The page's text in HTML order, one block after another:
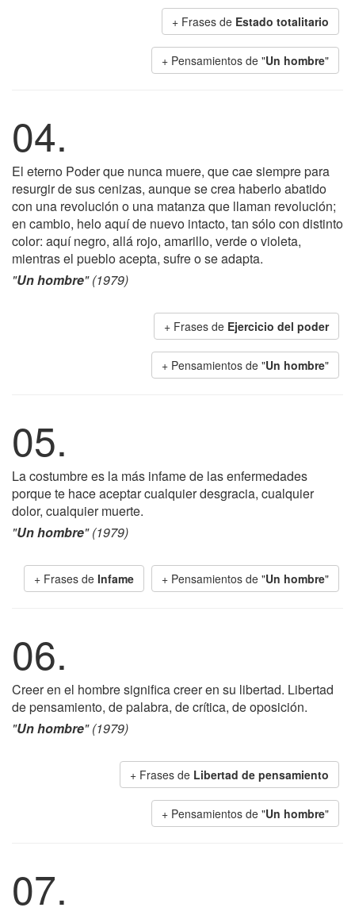
+ Frases de Estado totalitario
+ Pensamientos de "Un hombre"
04.
El eterno Poder que nunca muere, que cae siempre para
resurgir de sus cenizas, aunque se crea haberlo abatido
con una revolución o una matanza que llaman revolución;
en cambio, helo aquí de nuevo intacto, tan sólo con distinto
color: aquí negro, allá rojo, amarillo, verde o violeta,
mientras el pueblo acepta, sufre o se adapta.
"Un hombre" (1979)
+ Frases de Ejercicio del poder
+ Pensamientos de "Un hombre"
05.
La costumbre es la más infame de las enfermedades
porque te hace aceptar cualquier desgracia, cualquier
dolor, cualquier muerte.
"Un hombre" (1979)
+ Frases de Infame + Pensamientos de "Un hombre"
06.
Creer en el hombre significa creer en su libertad. Libertad
de pensamiento, de palabra, de crítica, de oposición.
"Un hombre" (1979)
+ Frases de Libertad de pensamiento
+ Pensamientos de "Un hombre"
07.